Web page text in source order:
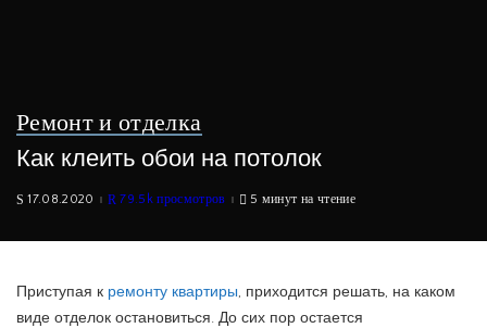
Ремонт и отделка
Как клеить обои на потолок
17.08.2020 79.5k просмотров 5 минут на чтение
Приступая к ремонту квартиры, приходится решать, на каком
виде отделок остановиться. До сих пор остается